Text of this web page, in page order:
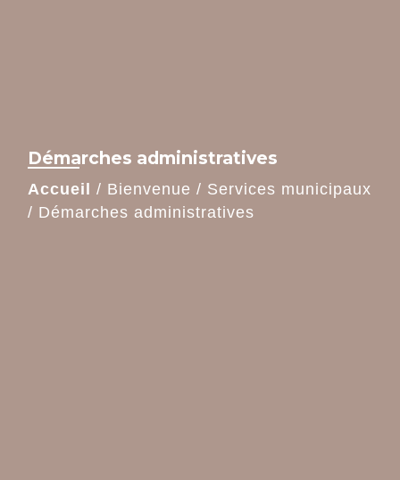
Démarches administratives
Accueil / Bienvenue / Services municipaux
/ Démarches administratives